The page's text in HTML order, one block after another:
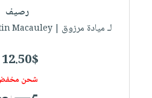
رصيف
لـ ميادة مرزوق | Austin Macauley |ورقي غلاف عادي
12.50$
شحن